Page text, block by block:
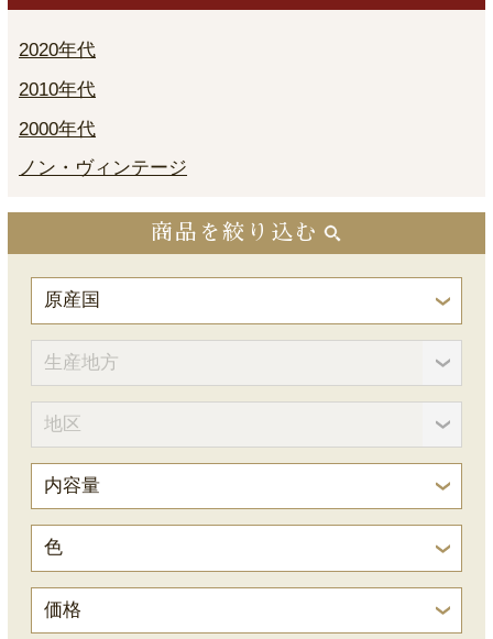
2020年代
2010年代
2000年代
ノン・ヴィンテージ
商品を絞り込む